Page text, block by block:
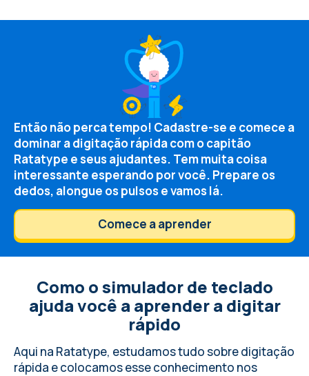
Então não perca tempo! Cadastre-se e comece a
dominar a digitação rápida com o capitão
Ratatype e seus ajudantes. Tem muita coisa
interessante esperando por você. Prepare os
dedos, alongue os pulsos e vamos lá.
Comece a aprender
Como o simulador de teclado
ajuda você a aprender a digitar
rápido
Aqui na Ratatype, estudamos tudo sobre digitação
rápida e colocamos esse conhecimento nos